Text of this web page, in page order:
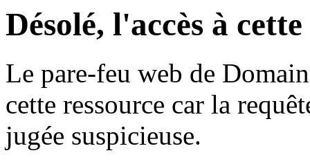
Désolé, l'accès à
Le pare-feu web de
cette ressource car la
jugée suspicieuse.